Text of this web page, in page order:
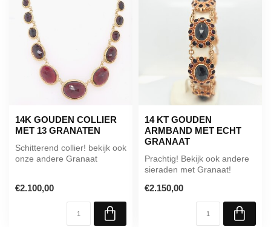
14K GOUDEN COLLIER
MET 13 GRANATEN
Schitterend collier! bekijk ook
onze andere Granaat
€2.100,00
14 KT GOUDEN
ARMBAND MET ECHT
GRANAAT
Prachtig! Bekijk ook andere
sieraden met Granaat!
€2.150,00